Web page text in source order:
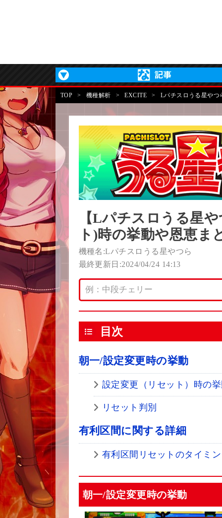
TOP > 機種解析 > EXCITE > Lパチスロうる星やつ
【Lパチスロうる星
ト)時の挙動や恩恵ま
機種名:Lパチスロうる星やつら
最終更新日:2024/04/24 14:13
目次
朝一/設定変更時の挙動
設定変更（リセット）時の
リセット判別
有利区間に関する詳細
有利区間リセットのタイミ
朝一/設定変更時の挙動